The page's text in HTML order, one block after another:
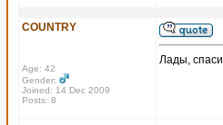
COUNTRY
Age: 42
Gender:
Joined: 14 Dec 2009
Posts: 8
Лады,